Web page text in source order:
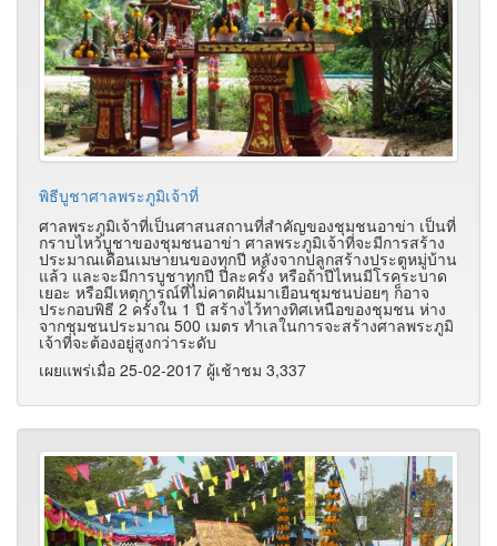
พิธีบูชาศาลพระภูมิเจ้าที่
ศาลพระภูมิเจ้าที่เป็นศาสนสถานที่สำคัญของชุมชนอาข่า เป็นที่
กราบไหว้บูชาของชุมชนอาข่า ศาลพระภูมิเจ้าที่จะมีการสร้าง
ประมาณเดือนเมษายนของทุกปี หลังจากปลูกสร้างประตูหมู่บ้าน
แล้ว และจะมีการบูชาทุกปี ปีละครั้ง หรือถ้าปีไหนมีโรคระบาด
เยอะ หรือมีเหตุการณ์ที่ไม่คาดฝันมาเยือนชุมชนบ่อยๆ ก็อาจ
ประกอบพิธี 2 ครั้งใน 1 ปี สร้างไว้ทางทิศเหนือของชุมชน ห่าง
จากชุมชนประมาณ 500 เมตร ทำเลในการจะสร้างศาลพระภูมิ
เจ้าที่จะต้องอยู่สูงกว่าระดับ
เผยแพร่เมื่อ 25-02-2017 ผู้เช้าชม 3,337